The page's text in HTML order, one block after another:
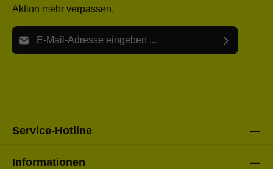
Aktion mehr verpassen.
E-Mail-Adresse*
Service-Hotline
Informationen